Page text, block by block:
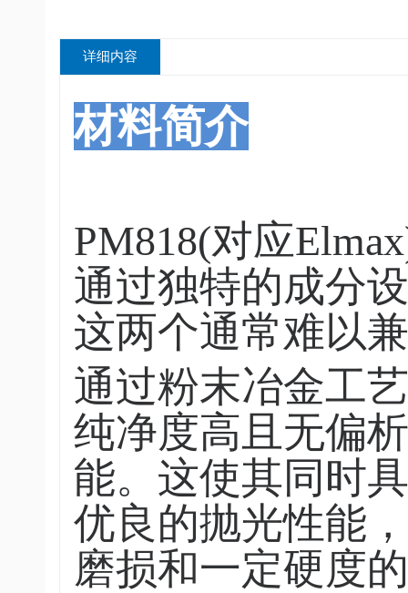
详细内容
材料简介
PM818(对应
通过独特的成分
这两个通常难以
通过粉末冶金工
纯净度高且无偏
能。这使其同时
优良的抛光性能
磨损和一定硬度